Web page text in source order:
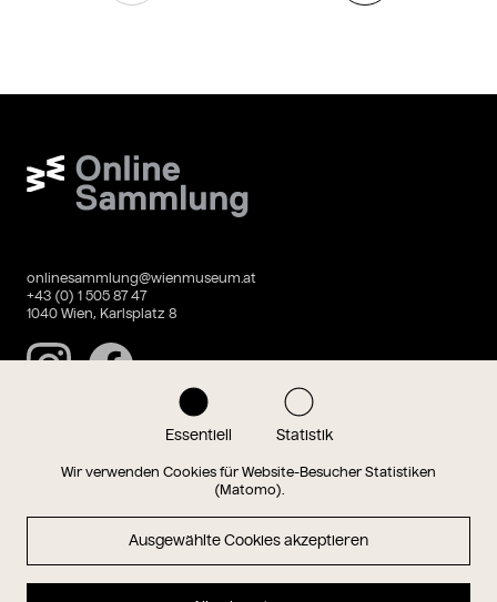
Essentiell Statistik
Wir verwenden Cookies für Website-Besucher Statistiken
(Matomo).
Ausgewählte Cookies akzeptieren
Wien Museum Online Sammlung
onlinesammlung@wienmuseum.at
+43 (0) 1 505 87 47
1040 Wien, Karlsplatz 8
InstagramFacebook
Magazin